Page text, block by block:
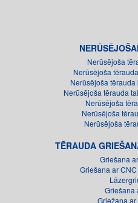
Nerūsējoša
Nerūsējoša
Nerūsējoša
Nerūsējoša tērauda
Nerūsējoša
Nerūsējoša
Nerūsējoša
TĒRAUDA
Griešana
Griešana ar
Griešana
Griežana